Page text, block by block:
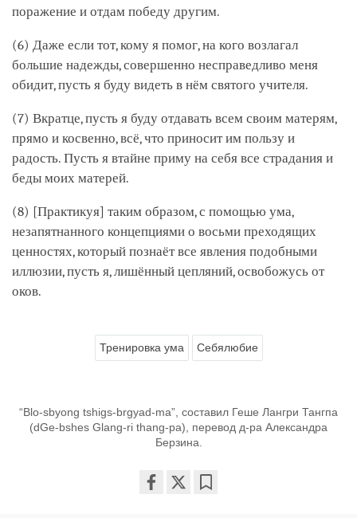
поражение и отдам победу другим.
(6) Даже если тот, кому я помог, на кого возлагал
большие надежды, совершенно несправедливо меня
обидит, пусть я буду видеть в нём святого учителя.
(7) Вкратце, пусть я буду отдавать всем своим матерям,
прямо и косвенно, всё, что приносит им пользу и
радость. Пусть я втайне приму на себя все страдания и
беды моих матерей.
(8) [Практикуя] таким образом, с помощью ума,
незапятнанного концепциями о восьми преходящих
ценностях, который познаёт все явления подобными
иллюзии, пусть я, лишённый цепляний, освобожусь от
оков.
Тренировка ума Себялюбие
“Blo-sbyong tshigs-brgyad-ma”, составил Геше Лангри Тангпа
(dGe-bshes Glang-ri thang-pa), перевод д-ра Александра
Берзина.